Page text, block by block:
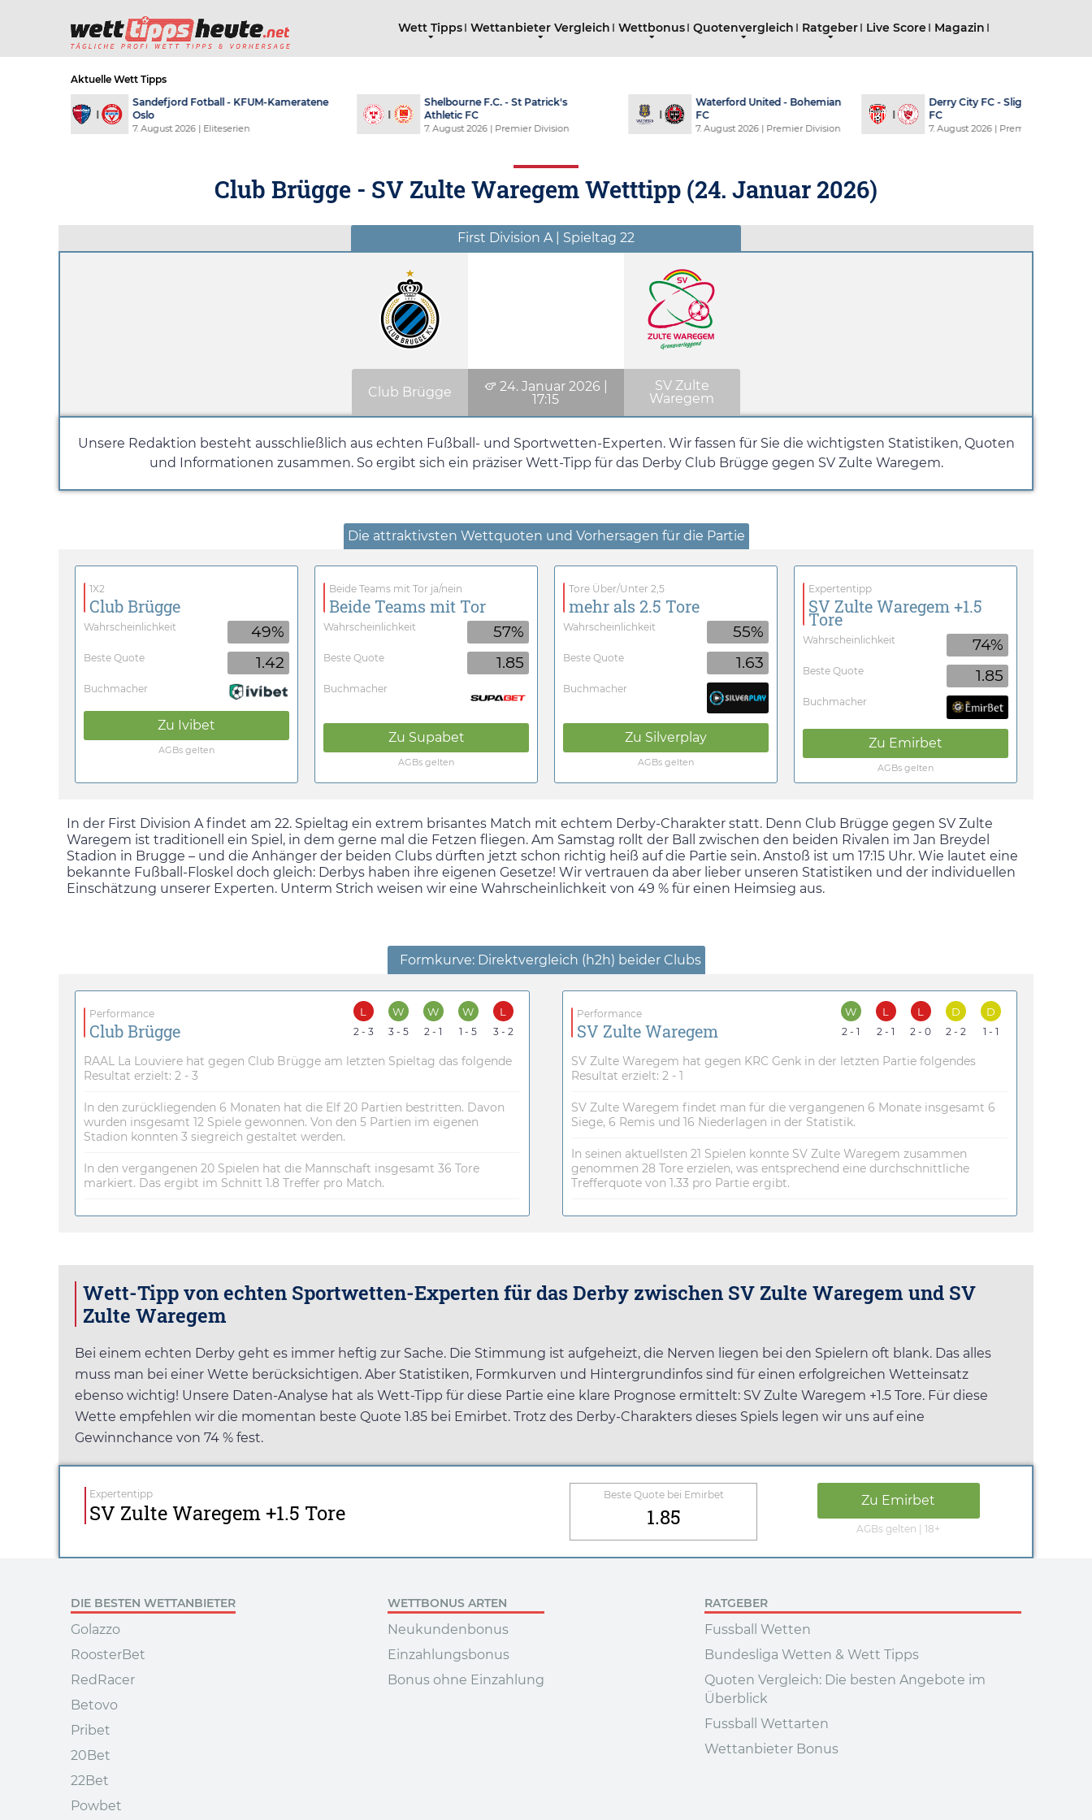
Wett Tipps Wettanbieter Vergleich Wettbonus Quotenvergleich Ratgeber Live Score Magazin
Aktuelle Wett Tipps
Shelbourne F.C. - St Patrick's
Athletic FC
7. August 2026 | Premier Division
Waterford United - Bohemian
FC
7. August 2026| Premier Division
Derry City FC - Sligo Rovers
FC
7. August 2026| Premier Division
Galway United F.C. - Drogheda United
F.C.
7. August 2026| Premier Division
Club Brügge - SV Zulte Waregem Wetttipp (24. Januar 2026)
First Division A | Spieltag 22
Club Brügge 24. Januar 2026
17:15
SV Zulte
Waregem
Unsere Redaktion besteht ausschließlich aus echten Fußball- und Sportwetten-Experten. Wir fassen für Sie die wichtigsten Statistiken, Quoten
und Informationen zusammen. So ergibt sich ein präziser Wett-Tipp für das Derby Club Brügge gegen SV Zulte Waregem.
Die attraktivsten Wettquoten und Vorhersagen für die Partie
1X2
Club Brügge
Wahrscheinlichkeit 49%
Beste Quote 1.42
Buchmacher
Zu Ivibet
AGBs gelten
Beide Teams mit Tor ja/nein
Beide Teams mit Tor
Wahrscheinlichkeit 57%
Beste Quote 1.85
Buchmacher
Zu Supabet
AGBs gelten
Tore Über/Unter 2,5
mehr als 2.5 Tore
Wahrscheinlichkeit 55%
Beste Quote 1.63
Buchmacher
Zu Silverplay
AGBs gelten
Expertentipp
SV Zulte Waregem +1.5
Tore
Wahrscheinlichkeit 74%
Beste Quote 1.85
Buchmacher
Zu Emirbet
AGBs gelten
In der First Division A findet am 22. Spieltag ein extrem brisantes Match mit echtem Derby-Charakter statt. Denn Club Brügge gegen SV Zulte
Waregem ist traditionell ein Spiel, in dem gerne mal die Fetzen fliegen. Am Samstag rollt der Ball zwischen den beiden Rivalen im Jan Breydel
Stadion in Brugge – und die Anhänger der beiden Clubs dürften jetzt schon richtig heiß auf die Partie sein. Anstoß ist um 17:15 Uhr. Wie lautet eine
bekannte Fußball-Floskel doch gleich: Derbys haben ihre eigenen Gesetze! Wir vertrauen da aber lieber unseren Statistiken und der individuellen
Einschätzung unserer Experten. Unterm Strich weisen wir eine Wahrscheinlichkeit von 49 % für einen Heimsieg aus.
Formkurve: Direktvergleich (h2h) beider Clubs
Performance
Club Brügge
L
2 - 3
W
3 - 5
W
2 - 1
W
1 - 5
L
3 - 2
RAAL La Louviere hat gegen Club Brügge am letzten Spieltag das folgende
Resultat erzielt: 2 - 3
In den zurückliegenden 6 Monaten hat die Elf 20 Partien bestritten. Davon
wurden insgesamt 12 Spiele gewonnen. Von den 5 Partien im eigenen
Stadion konnten 3 siegreich gestaltet werden.
In den vergangenen 20 Spielen hat die Mannschaft insgesamt 36 Tore
markiert. Das ergibt im Schnitt 1.8 Treffer pro Match.
Performance
SV Zulte Waregem
W
2 - 1
L
2 - 1
L
2 - 0
D
2 - 2
D
1 - 1
SV Zulte Waregem hat gegen KRC Genk in der letzten Partie folgendes
Resultat erzielt: 2 - 1
SV Zulte Waregem findet man für die vergangenen 6 Monate insgesamt 6
Siege, 6 Remis und 16 Niederlagen in der Statistik.
In seinen aktuellsten 21 Spielen konnte SV Zulte Waregem zusammen
genommen 28 Tore erzielen, was entsprechend eine durchschnittliche
Trefferquote von 1.33 pro Partie ergibt.
Wett-Tipp von echten Sportwetten-Experten für das Derby zwischen SV Zulte Waregem und SV
Zulte Waregem
Bei einem echten Derby geht es immer heftig zur Sache. Die Stimmung ist aufgeheizt, die Nerven liegen bei den Spielern oft blank. Das alles
muss man bei einer Wette berücksichtigen. Aber Statistiken, Formkurven und Hintergrundinfos sind für einen erfolgreichen Wetteinsatz
ebenso wichtig! Unsere Daten-Analyse hat als Wett-Tipp für diese Partie eine klare Prognose ermittelt: SV Zulte Waregem +1.5 Tore. Für diese
Wette empfehlen wir die momentan beste Quote 1.85 bei Emirbet. Trotz des Derby-Charakters dieses Spiels legen wir uns auf eine
Gewinnchance von 74 % fest.
Expertentipp
SV Zulte Waregem +1.5 Tore
Beste Quote bei Emirbet
1.85
Zu Emirbet
AGBs gelten | 18+
DIE BESTEN WETTANBIETER
Golazzo
RoosterBet
RedRacer
Betovo
Pribet
20Bet
22Bet
Powbet
WETTBONUS ARTEN
Neukundenbonus
Einzahlungsbonus
Bonus ohne Einzahlung
RATGEBER
Fussball Wetten
Bundesliga Wetten & Wett Tipps
Quoten Vergleich: Die besten Angebote im
Überblick
Fussball Wettarten
Wettanbieter Bonus